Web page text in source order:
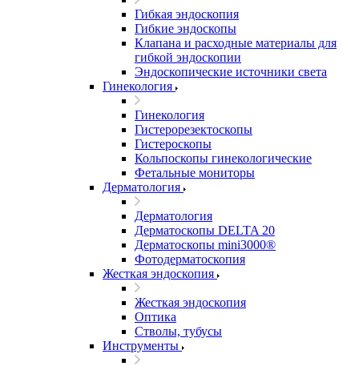
Гибкая эндоскопия
Гибкие эндоскопы
Клапана и расходные материалы для
гибкой эндоскопии
Эндоскопические источники света
Гинекология
Гинекология
Гистерорезектоскопы
Гистероскопы
Кольпоскопы гинекологические
Фетальные мониторы
Дерматология
Дерматология
Дерматоскопы DELTA 20
Дерматоскопы mini3000®
Фотодерматоскопия
Жесткая эндоскопия
Жесткая эндоскопия
Оптика
Стволы, тубусы
Инструменты